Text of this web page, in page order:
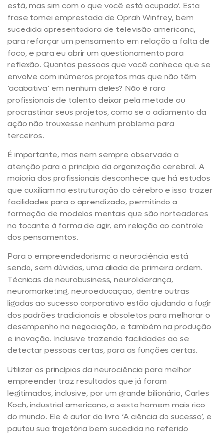
está, mas sim com o que você está ocupado’. Esta
frase tomei emprestada de Oprah Winfrey, bem
sucedida apresentadora de televisão americana,
para reforçar um pensamento em relação a falta de
foco, e para eu abrir um questionamento para
reflexão. Quantas pessoas que você conhece que se
envolve com inúmeros projetos mas que não têm
‘acabativa’ em nenhum deles? Não é raro
profissionais de talento deixar pela metade ou
procrastinar seus projetos, como se o adiamento da
ação não trouxesse nenhum problema para
terceiros.
É importante, mas nem sempre observada a
atenção para o princípio da organização cerebral. A
maioria dos profissionais desconhece que há estudos
que auxiliam na estruturação do cérebro e isso trazer
facilidades para o aprendizado, permitindo a
formação de modelos mentais que são norteadores
no tocante à forma de agir, em relação ao controle
dos pensamentos.
Para o empreendedorismo a neurociência está
sendo, sem dúvidas, uma aliada de primeira ordem.
Técnicas de neurobusiness, neuroliderança,
neuromarketing, neuroeducação, dentre outras
ligadas ao sucesso corporativo estão ajudando a fugir
dos padrões tradicionais e obsoletos para melhorar o
desempenho na negociação, e também na produção
e inovação. Inclusive trazendo facilidades ao se
detectar pessoas certas, para as funções certas.
Utilizar os princípios da neurociência para melhor
empreender traz resultados que já foram
legitimados, inclusive, por um grande bilionário, Carles
Koch, industrial americano, o sexto homem mais rico
do mundo. Ele é autor do livro ‘A ciência do sucesso’, e
pautou sua trajetória bem sucedida no referido